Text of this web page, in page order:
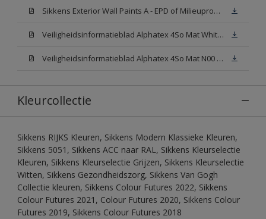
Sikkens Exterior Wall Paints A - EPD of Milieuproductverklaring
Veiligheidsinformatieblad Alphatex 4So Mat White W05 (MSDS)
Veiligheidsinformatieblad Alphatex 4So Mat N00 (MSDS)
Kleurcollectie
Sikkens RIJKS Kleuren, Sikkens Modern Klassieke Kleuren,
Sikkens 5051, Sikkens ACC naar RAL, Sikkens Kleurselectie
Kleuren, Sikkens Kleurselectie Grijzen, Sikkens Kleurselectie
Witten, Sikkens Gezondheidszorg, Sikkens Van Gogh
Collectie kleuren, Sikkens Colour Futures 2022, Sikkens
Colour Futures 2021, Colour Futures 2020, Sikkens Colour
Futures 2019, Sikkens Colour Futures 2018